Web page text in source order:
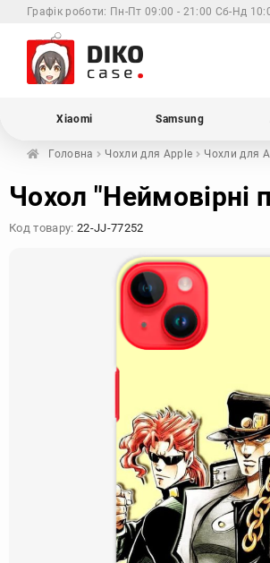
Графік роботи: Пн-Пт 09:00 - 21:00 Сб-Нд
Xiaomi Samsung
Головна Чохли для Apple Чохли для
Чохол
Код товару: 22-JJ-77252